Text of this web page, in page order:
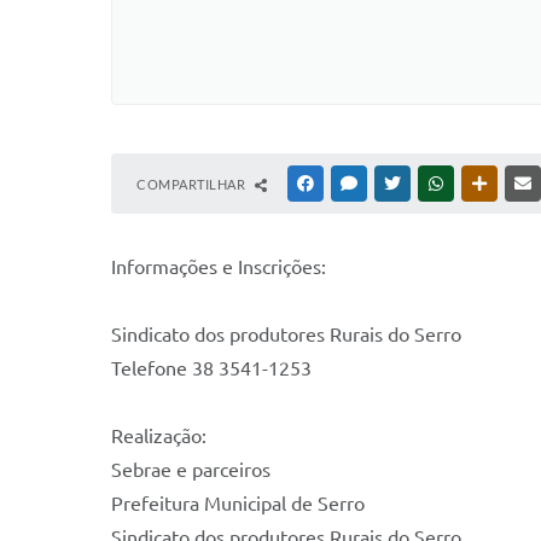
COMPARTILHAR FACEBOOKMESSENGER
TWITTERWHATSAPP
Informações e Inscrições:
Sindicato dos produtores Rurais do Serro
Telefone 38 3541-1253
Realização:
Sebrae e parceiros
Prefeitura Municipal de Serro